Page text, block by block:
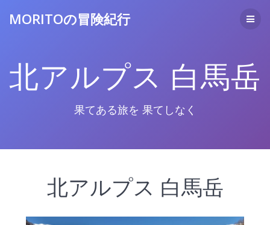
へ
ス
ッ
プ
MORITOの冒険紀行
北アルプス 白馬岳
果てある旅を 果てしなく
北アルプス 白馬岳